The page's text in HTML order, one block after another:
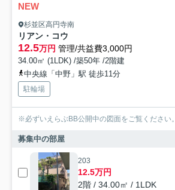
NEW
杉並区高円寺南
リアン・コウ
12.5万円 管理/共益費3,000円
34.00㎡ (1LDK) /築50年 /2階建
中央線「中野」駅 徒歩11分
駐輪場
※必ずいえらぶBB公開中の図面をご覧ください。
募集中の部屋
203
12.5万円
2階 / 34.00㎡ / 1LDK